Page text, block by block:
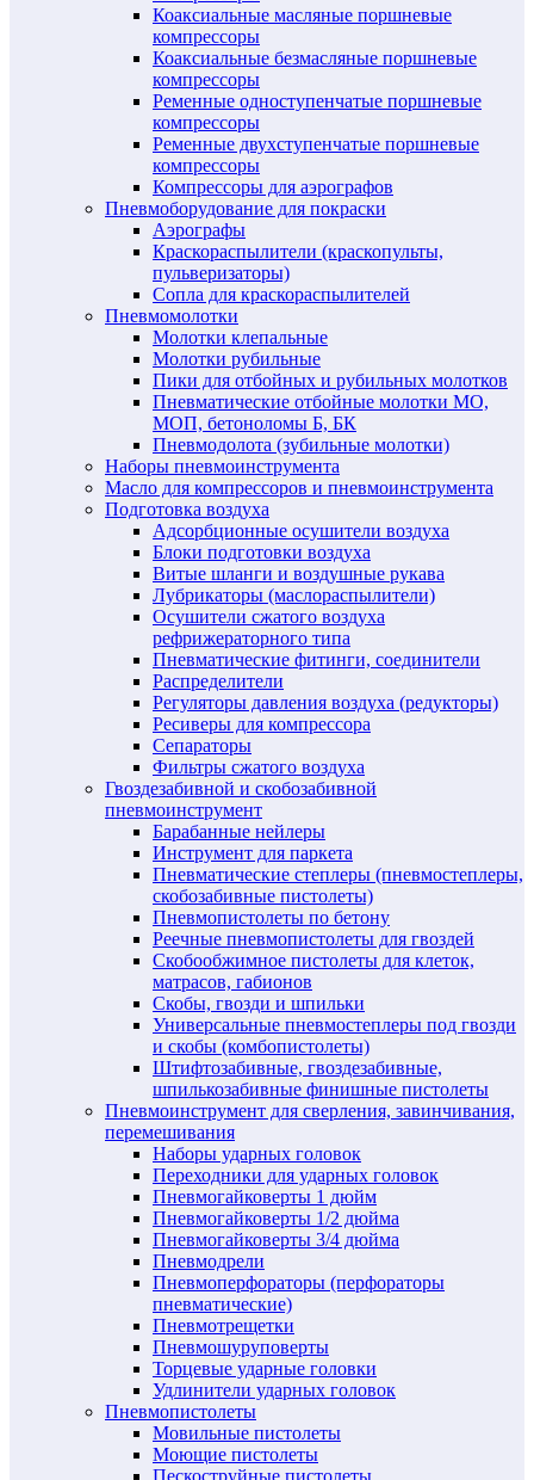
Коаксиальные масляные поршневые
компрессоры
Коаксиальные безмасляные поршневые
компрессоры
Ременные одноступенчатые поршневые
компрессоры
Ременные двухступенчатые поршневые
компрессоры
Компрессоры для аэрографов
Пневмоборудование для покраски
Аэрографы
Краскораспылители (краскопульты,
пульверизаторы)
Сопла для краскораспылителей
Пневмомолотки
Молотки клепальные
Молотки рубильные
Пики для отбойных и рубильных молотков
Пневматические отбойные молотки МО,
МОП, бетоноломы Б, БК
Пневмодолота (зубильные молотки)
Наборы пневмоинструмента
Масло для компрессоров и пневмоинструмента
Подготовка воздуха
Адсорбционные осушители воздуха
Блоки подготовки воздуха
Витые шланги и воздушные рукава
Лубрикаторы (маслораспылители)
Осушители сжатого воздуха
рефрижераторного типа
Пневматические фитинги, соединители
Распределители
Регуляторы давления воздуха (редукторы)
Ресиверы для компрессора
Сепараторы
Фильтры сжатого воздуха
Гвоздезабивной и скобозабивной
пневмоинструмент
Барабанные нейлеры
Инструмент для паркета
Пневматические степлеры (пневмостеплеры,
скобозабивные пистолеты)
Пневмопистолеты по бетону
Реечные пневмопистолеты для гвоздей
Скобообжимное пистолеты для клеток,
матрасов, габионов
Скобы, гвозди и шпильки
Универсальные пневмостеплеры под гвозди
и скобы (комбопистолеты)
Штифтозабивные, гвоздезабивные,
шпилькозабивные финишные пистолеты
Пневмоинструмент для сверления, завинчивания,
перемешивания
Наборы ударных головок
Переходники для ударных головок
Пневмогайковерты 1 дюйм
Пневмогайковерты 1/2 дюйма
Пневмогайковерты 3/4 дюйма
Пневмодрели
Пневмоперфораторы (перфораторы
пневматические)
Пневмотрещетки
Пневмошуруповерты
Торцевые ударные головки
Удлинители ударных головок
Пневмопистолеты
Мовильные пистолеты
Моющие пистолеты
Пескоструйные пистолеты